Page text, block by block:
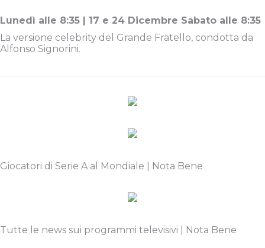
Lunedì alle 8:35 | 17 e 24 Dicembre Sabato alle 8:35
La versione celebrity del Grande Fratello, condotta da
Alfonso Signorini.
Giocatori di Serie A al Mondiale | Nota Bene
Tutte le news sui programmi televisivi | Nota Bene